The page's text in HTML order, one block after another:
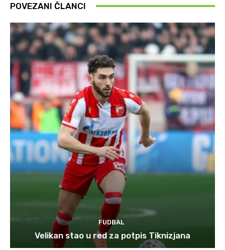
POVEZANI ČLANCI
FUDBAL
Velikan stao u red za potpis Tiknizjana